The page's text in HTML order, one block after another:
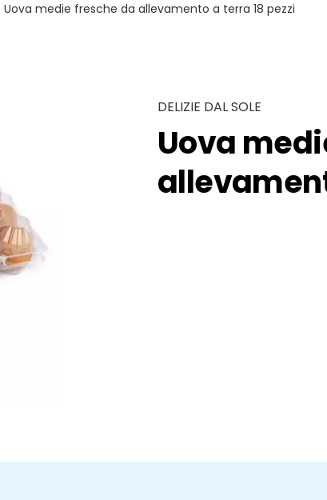
Uova medie fresche da allevamento a terra 18 pezzi
DELIZIE DAL SOLE
Uova